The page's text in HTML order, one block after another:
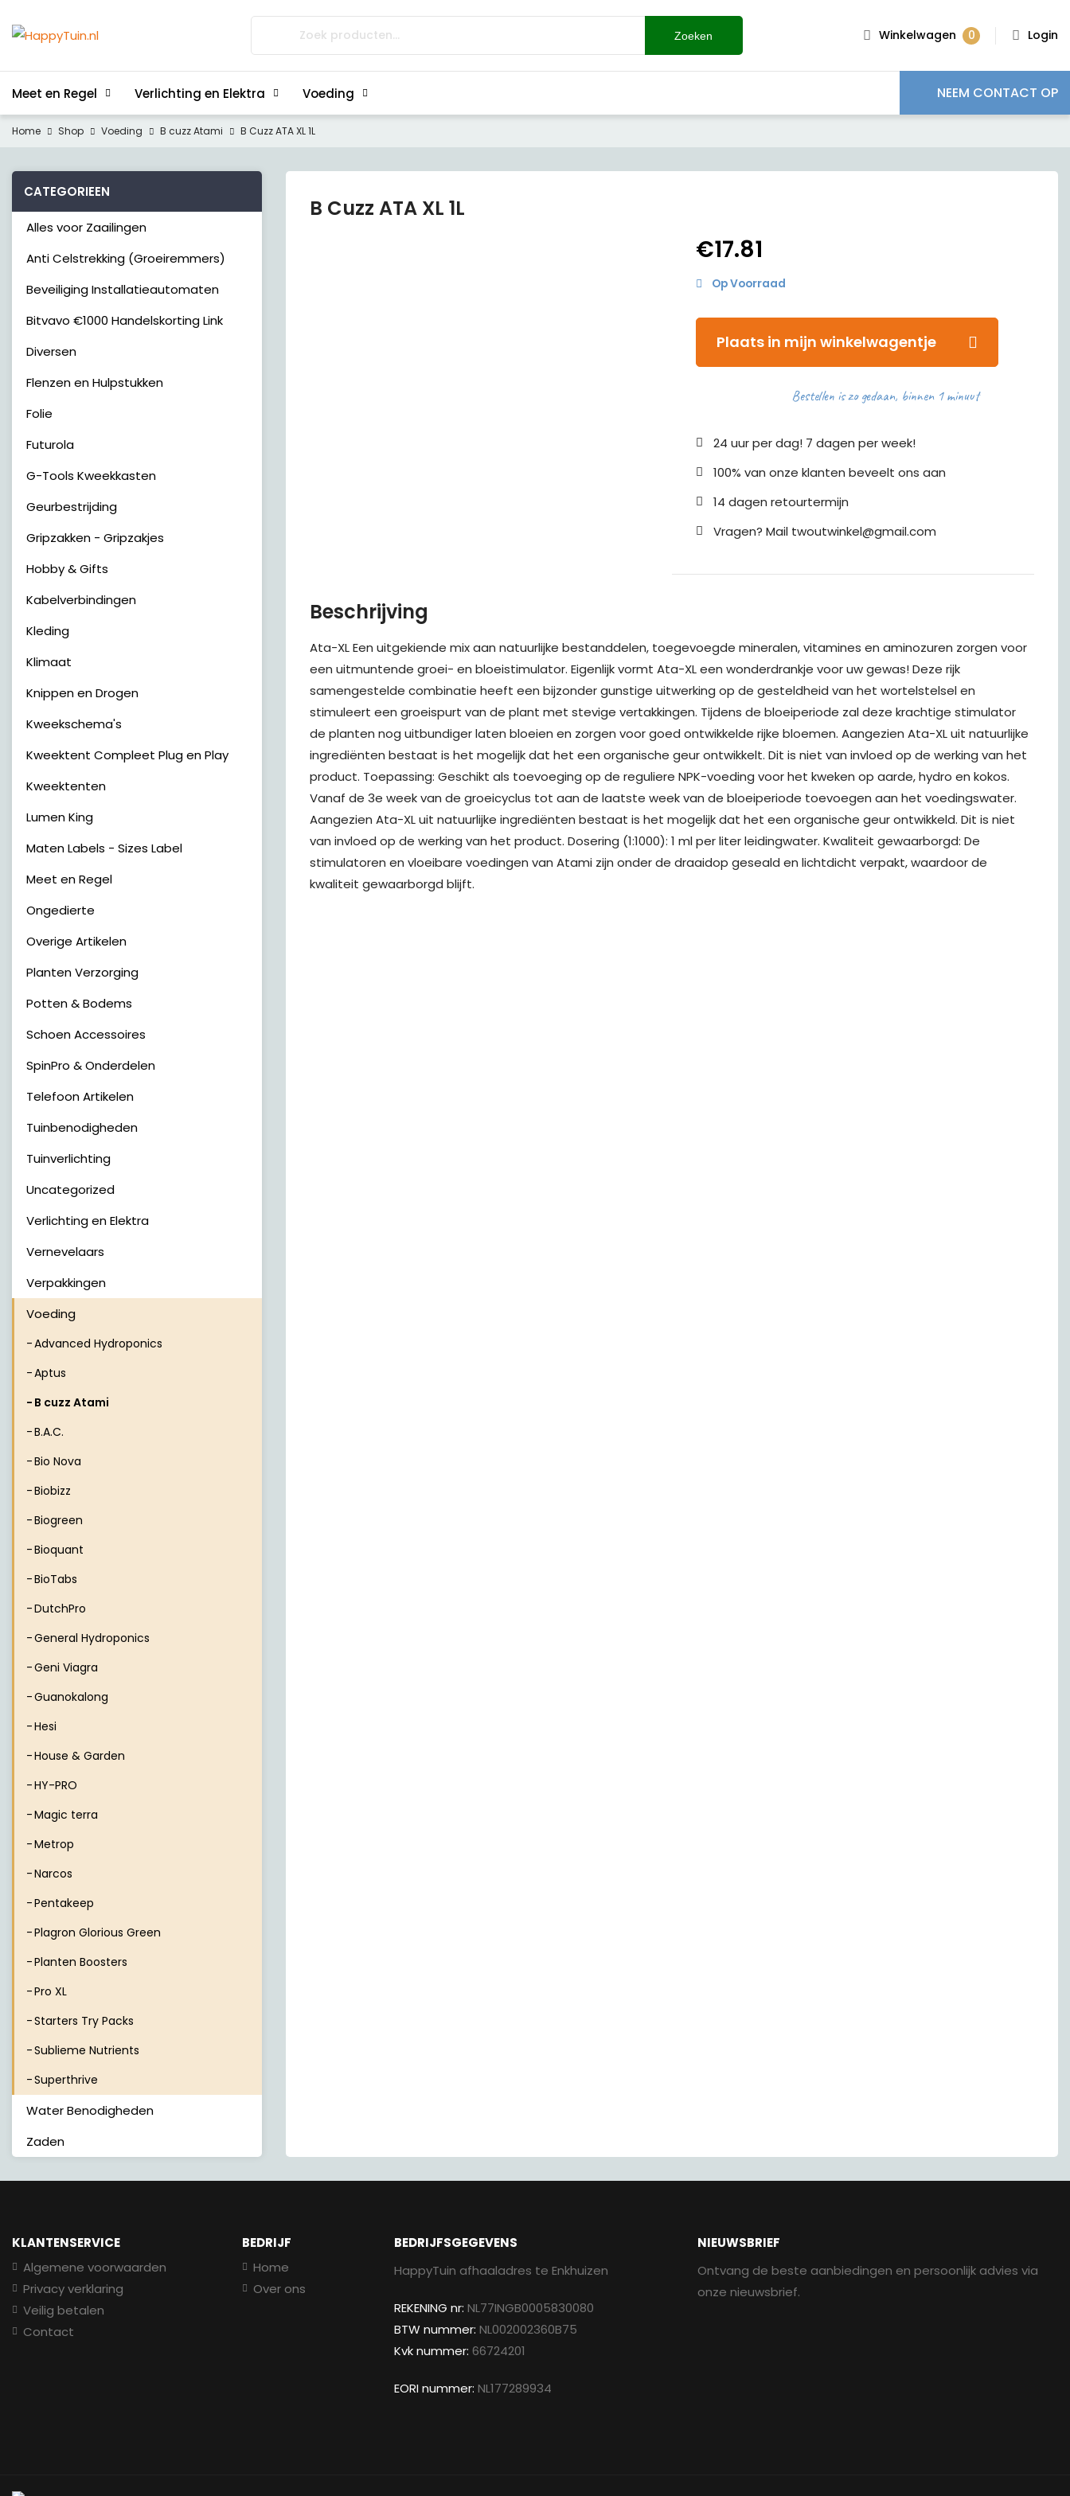
Zoeken Winkelwagen 0 Login
Meet en Regel Verlichting en Elektra Voeding NEEM CONTACT OP
Home Shop Voeding B cuzz Atami B Cuzz ATA XL 1L
B Cuzz ATA XL 1L
€17.81
Op Voorraad
Plaats in mijn winkelwagentje
Bestellen is zo gedaan, binnen 1 minuut
24 uur per dag! 7 dagen per week!
100% van onze klanten beveelt ons aan
14 dagen retourtermijn
Vragen? Mail twoutwinkel@gmail.com
Beschrijving
Ata-XL Een uitgekiende mix aan natuurlijke bestanddelen, toegevoegde mineralen, vitamines en aminozuren zorgen voor
een uitmuntende groei- en bloeistimulator. Eigenlijk vormt Ata-XL een wonderdrankje voor uw gewas! Deze rijk
samengestelde combinatie heeft een bijzonder gunstige uitwerking op de gesteldheid van het wortelstelsel en
stimuleert een groeispurt van de plant met stevige vertakkingen. Tijdens de bloeiperiode zal deze krachtige stimulator
de planten nog uitbundiger laten bloeien en zorgen voor goed ontwikkelde rijke bloemen. Aangezien Ata-XL uit natuurlijke
ingrediënten bestaat is het mogelijk dat het een organische geur ontwikkelt. Dit is niet van invloed op de werking van het
product. Toepassing: Geschikt als toevoeging op de reguliere NPK-voeding voor het kweken op aarde, hydro en kokos.
Vanaf de 3e week van de groeicyclus tot aan de laatste week van de bloeiperiode toevoegen aan het voedingswater.
Aangezien Ata-XL uit natuurlijke ingrediënten bestaat is het mogelijk dat het een organische geur ontwikkeld. Dit is niet
van invloed op de werking van het product. Dosering (1:1000): 1 ml per liter leidingwater. Kwaliteit gewaarborgd: De
stimulatoren en vloeibare voedingen van Atami zijn onder de draaidop geseald en lichtdicht verpakt, waardoor de
kwaliteit gewaarborgd blijft.
CATEGORIEEN
Alles voor Zaailingen
Anti Celstrekking (Groeiremmers)
Beveiliging Installatieautomaten
Bitvavo €1000 Handelskorting Link
Diversen
Flenzen en Hulpstukken
Folie
Futurola
G-Tools Kweekkasten
Geurbestrijding
Gripzakken - Gripzakjes
Hobby & Gifts
Kabelverbindingen
Kleding
Klimaat
Knippen en Drogen
Kweekschema's
Kweektent Compleet Plug en Play
Kweektenten
Lumen King
Maten Labels - Sizes Label
Meet en Regel
Ongedierte
Overige Artikelen
Planten Verzorging
Potten & Bodems
Schoen Accessoires
SpinPro & Onderdelen
Telefoon Artikelen
Tuinbenodigheden
Tuinverlichting
Uncategorized
Verlichting en Elektra
Vernevelaars
Verpakkingen
Voeding
Advanced Hydroponics
Aptus
B cuzz Atami
B.A.C.
Bio Nova
Biobizz
Biogreen
Bioquant
BioTabs
DutchPro
General Hydroponics
Geni Viagra
Guanokalong
Hesi
House & Garden
HY-PRO
Magic terra
Metrop
Narcos
Pentakeep
Plagron Glorious Green
Planten Boosters
Pro XL
Starters Try Packs
Sublieme Nutrients
Superthrive
Water Benodigheden
Zaden
KLANTENSERVICE
Algemene voorwaarden
Privacy verklaring
Veilig betalen
Contact
BEDRIJF
Home
Over ons
BEDRIJFSGEGEVENS
HappyTuin afhaaladres te Enkhuizen
REKENING nr: NL77INGB0005830080
BTW nummer: NL002002360B75
Kvk nummer: 66724201
EORI nummer: NL177289934
NIEUWSBRIEF
Ontvang de beste aanbiedingen en persoonlijk advies via
onze nieuwsbrief.